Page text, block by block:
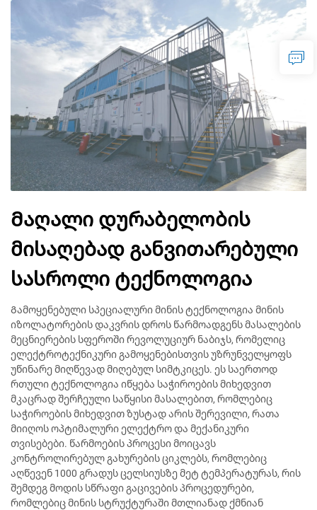
Მაღალი დურაბელობის
მისაღებად განვითარებული
სასროლი ტექნოლოგია
Გამოყენებული სპეციალური მინის ტექნოლოგია მინის
იზოლატორების დაკვრის დროს წარმოადგენს მასალების
მეცნიერების სფეროში რევოლუციურ ნაბიჯს, რომელიც
ელექტროტექნიკური გამოყენებისთვის უზრუნველყოფს
უწინარე მიღწევად მიღებულ სიმტკიცეს. ეს საერთოდ
რთული ტექნოლოგია იწყება საჭიროების მიხედვით
მკაცრად შერჩეული საწყისი მასალებით, რომლებიც
საჭიროების მიხედვით ზუსტად არის შერევილი, რათა
მიიღოს ოპტიმალური ელექტრო და მექანიკური
თვისებები. წარმოების პროცესი მოიცავს
კონტროლირებულ გახურების ციკლებს, რომლებიც
აღწევენ 1000 გრადუს ცელსიუსზე მეტ ტემპერატურას, რის
შემდეგ მოდის სწრაფი გაცივების პროცედურები,
რომლებიც მინის სტრუქტურაში მთლიანად ქმნიან